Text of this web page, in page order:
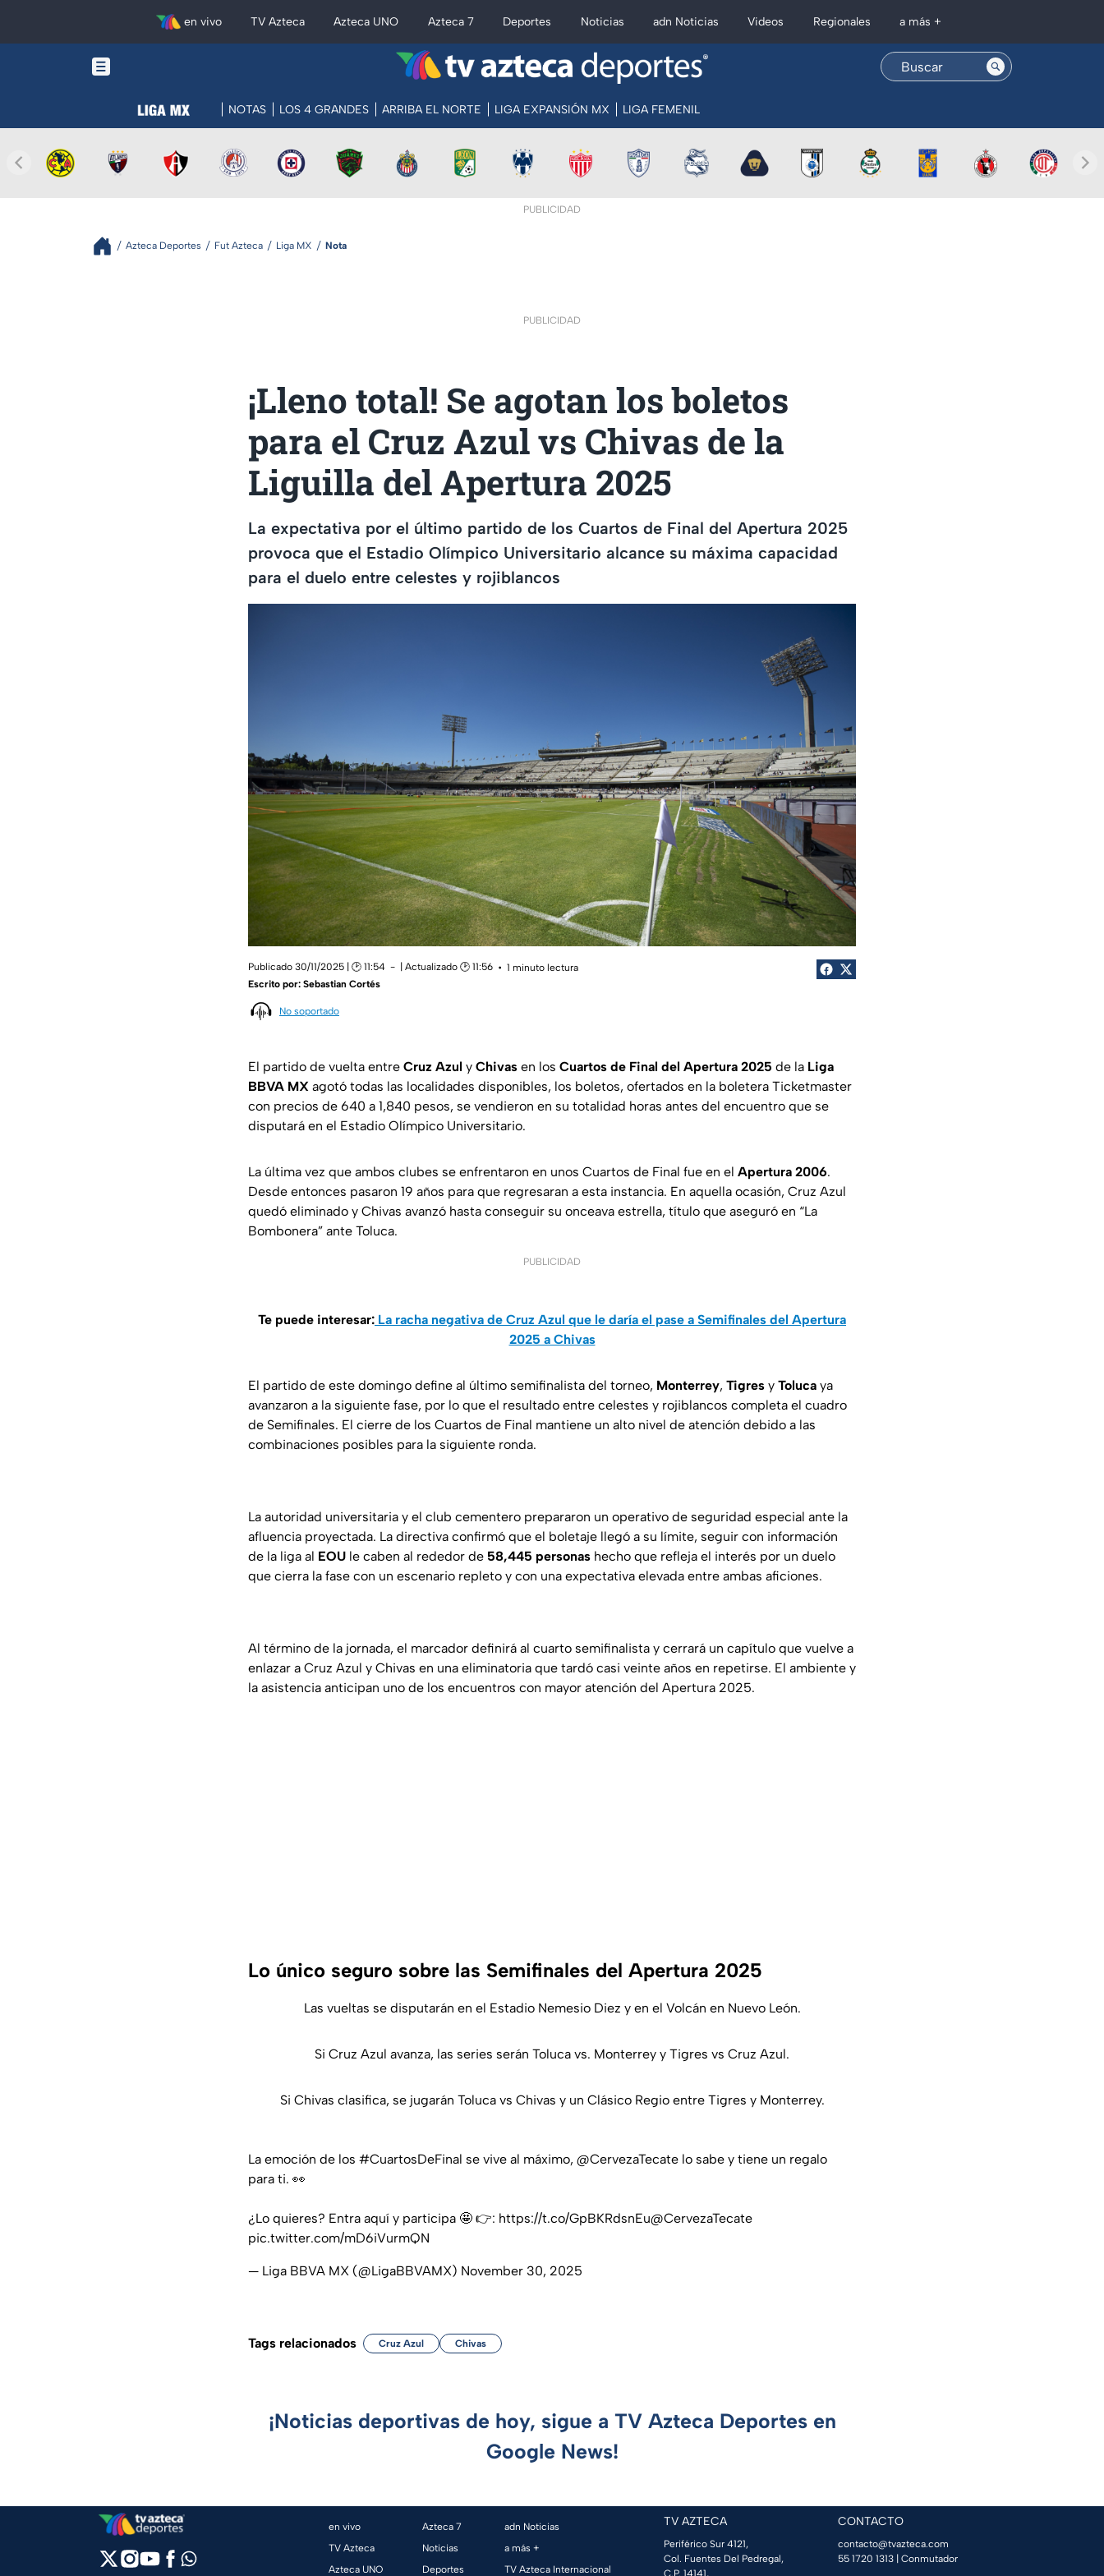
en vivo TV Azteca Azteca UNO Azteca 7 Deportes Noticias adn Noticias Videos Regionales a más +
NOTAS LOS 4 GRANDES ARRIBA EL NORTE LIGA EXPANSIÓN MX LIGA FEMENIL
PUBLICIDAD
Azteca Deportes Fut Azteca Liga MX Nota
PUBLICIDAD
¡Lleno total! Se agotan los boletos
para el Cruz Azul vs Chivas de la
Liguilla del Apertura 2025
La expectativa por el último partido de los Cuartos de Final del Apertura 2025
provoca que el Estadio Olímpico Universitario alcance su máxima capacidad
para el duelo entre celestes y rojiblancos
Publicado 30/11/2025 | 🕑 11:54 | Actualizado 🕑 11:56
1 minuto lectura
Escrito por: Sebastian Cortés
No soportado
El partido de vuelta entre Cruz Azul y Chivas en los Cuartos de Final del Apertura 2025 de la Liga
BBVA MX agotó todas las localidades disponibles, los boletos, ofertados en la boletera Ticketmaster
con precios de 640 a 1,840 pesos, se vendieron en su totalidad horas antes del encuentro que se
disputará en el Estadio Olímpico Universitario.
La última vez que ambos clubes se enfrentaron en unos Cuartos de Final fue en el Apertura 2006.
Desde entonces pasaron 19 años para que regresaran a esta instancia. En aquella ocasión, Cruz Azul
quedó eliminado y Chivas avanzó hasta conseguir su onceava estrella, título que aseguró en “La
Bombonera” ante Toluca.
PUBLICIDAD
Te puede interesar: La racha negativa de Cruz Azul que le daría el pase a Semifinales del Apertura
2025 a Chivas
El partido de este domingo define al último semifinalista del torneo, Monterrey, Tigres y Toluca ya
avanzaron a la siguiente fase, por lo que el resultado entre celestes y rojiblancos completa el cuadro
de Semifinales. El cierre de los Cuartos de Final mantiene un alto nivel de atención debido a las
combinaciones posibles para la siguiente ronda.
La autoridad universitaria y el club cementero prepararon un operativo de seguridad especial ante la
afluencia proyectada. La directiva confirmó que el boletaje llegó a su límite, seguir con información
de la liga al EOU le caben al rededor de 58,445 personas hecho que refleja el interés por un duelo
que cierra la fase con un escenario repleto y con una expectativa elevada entre ambas aficiones.
Al término de la jornada, el marcador definirá al cuarto semifinalista y cerrará un capítulo que vuelve a
enlazar a Cruz Azul y Chivas en una eliminatoria que tardó casi veinte años en repetirse. El ambiente y
la asistencia anticipan uno de los encuentros con mayor atención del Apertura 2025.
Lo único seguro sobre las Semifinales del Apertura 2025
Las vueltas se disputarán en el Estadio Nemesio Diez y en el Volcán en Nuevo León.
Si Cruz Azul avanza, las series serán Toluca vs. Monterrey y Tigres vs Cruz Azul.
Si Chivas clasifica, se jugarán Toluca vs Chivas y un Clásico Regio entre Tigres y Monterrey.
La emoción de los #CuartosDeFinal se vive al máximo, @CervezaTecate lo sabe y tiene un regalo
para ti. 👀
¿Lo quieres? Entra aquí y participa 🤩 👉: https://t.co/GpBKRdsnEu@CervezaTecate
pic.twitter.com/mD6iVurmQN
— Liga BBVA MX (@LigaBBVAMX) November 30, 2025
Tags relacionados Cruz Azul Chivas
¡Noticias deportivas de hoy, sigue a TV Azteca Deportes en
Google News!
en vivo
TV Azteca
Azteca UNO
Azteca 7
Noticias
Deportes
adn Noticias
a más +
TV Azteca Internacional
TV AZTECA
Periférico Sur 4121,
Col. Fuentes Del Pedregal,
C.P. 14141,
CONTACTO
contacto@tvazteca.com
55 1720 1313 | Conmutador